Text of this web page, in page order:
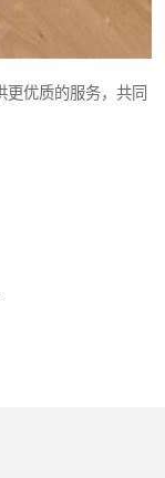
优质的服务，共同